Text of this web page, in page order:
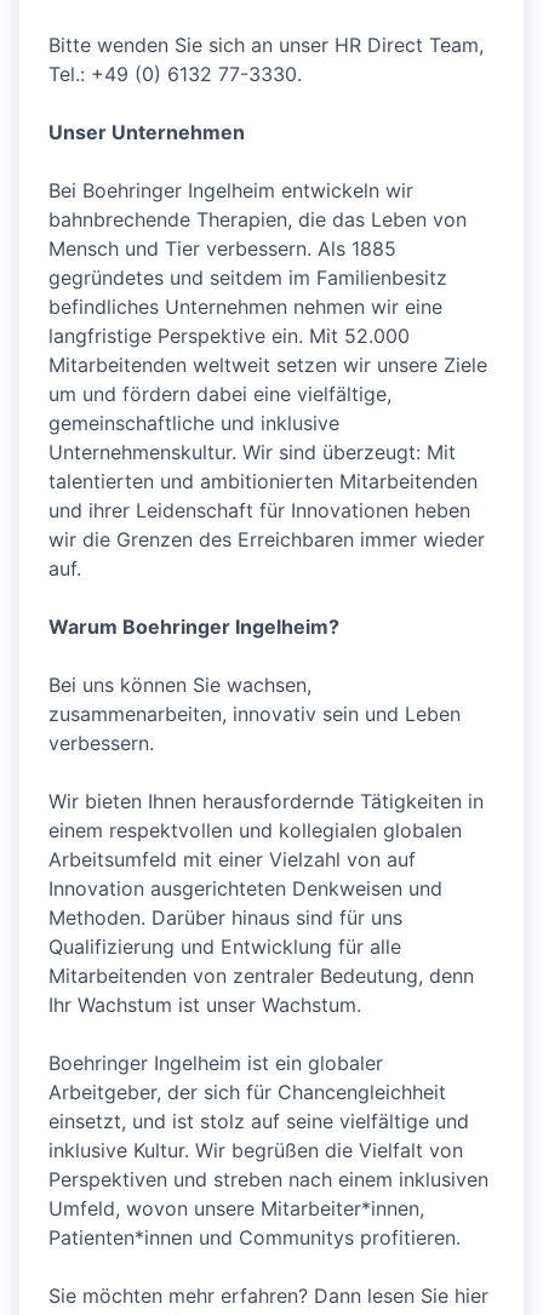
Bitte wenden Sie sich an unser HR Direct Team,
Tel.: +49 (0) 6132 77-3330.
Unser Unternehmen
Bei Boehringer Ingelheim entwickeln wir
bahnbrechende Therapien, die das Leben von
Mensch und Tier verbessern. Als 1885
gegründetes und seitdem im Familienbesitz
befindliches Unternehmen nehmen wir eine
langfristige Perspektive ein. Mit 52.000
Mitarbeitenden weltweit setzen wir unsere Ziele
um und fördern dabei eine vielfältige,
gemeinschaftliche und inklusive
Unternehmenskultur. Wir sind überzeugt: Mit
talentierten und ambitionierten Mitarbeitenden
und ihrer Leidenschaft für Innovationen heben
wir die Grenzen des Erreichbaren immer wieder
auf.
Warum Boehringer Ingelheim?
Bei uns können Sie wachsen,
zusammenarbeiten, innovativ sein und Leben
verbessern.
Wir bieten Ihnen herausfordernde Tätigkeiten in
einem respektvollen und kollegialen globalen
Arbeitsumfeld mit einer Vielzahl von auf
Innovation ausgerichteten Denkweisen und
Methoden. Darüber hinaus sind für uns
Qualifizierung und Entwicklung für alle
Mitarbeitenden von zentraler Bedeutung, denn
Ihr Wachstum ist unser Wachstum.
Boehringer Ingelheim ist ein globaler
Arbeitgeber, der sich für Chancengleichheit
einsetzt, und ist stolz auf seine vielfältige und
inklusive Kultur. Wir begrüßen die Vielfalt von
Perspektiven und streben nach einem inklusiven
Umfeld, wovon unsere Mitarbeiter*innen,
Patienten*innen und Communitys profitieren.
Sie möchten mehr erfahren? Dann lesen Sie hier